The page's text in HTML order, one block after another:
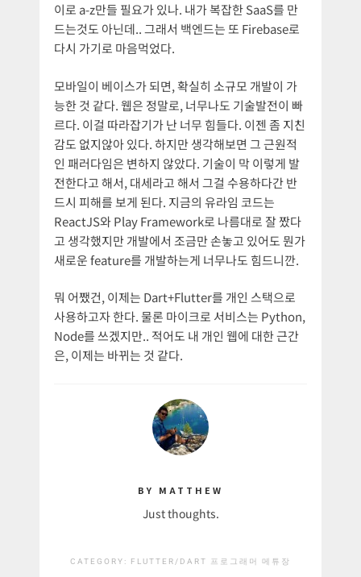
이로 a-z만들 필요가 있나. 내가 복잡한 SaaS를 만
드는것도 아닌데.. 그래서 백엔드는 또 Firebase로
다시 가기로 마음먹었다.
모바일이 베이스가 되면, 확실히 소규모 개발이 가
능한 것 같다. 웹은 정말로, 너무나도 기술발전이 빠
르다. 이걸 따라잡기가 난 너무 힘들다. 이젠 좀 지친
감도 없지않아 있다. 하지만 생각해보면 그 근원적
인 패러다임은 변하지 않았다. 기술이 막 이렇게 발
전한다고 해서, 대세라고 해서 그걸 수용하다간 반
드시 피해를 보게 된다. 지금의 유라임 코드는
ReactJS와 Play Framework로 나름대로 잘 짰다
고 생각했지만 개발에서 조금만 손놓고 있어도 뭔가
새로운 feature를 개발하는게 너무나도 힘드니깐.
뭐 어쨌건, 이제는 Dart+Flutter를 개인 스택으로
사용하고자 한다. 물론 마이크로 서비스는 Python,
Node를 쓰겠지만.. 적어도 내 개인 웹에 대한 근간
은, 이제는 바뀌는 것 같다.
BY MATTHEW
Just thoughts.
CATEGORY: FLUTTER/DART 프로그래머 메튜장